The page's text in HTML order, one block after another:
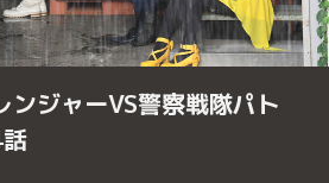
ンジャーVS警察戦隊パト